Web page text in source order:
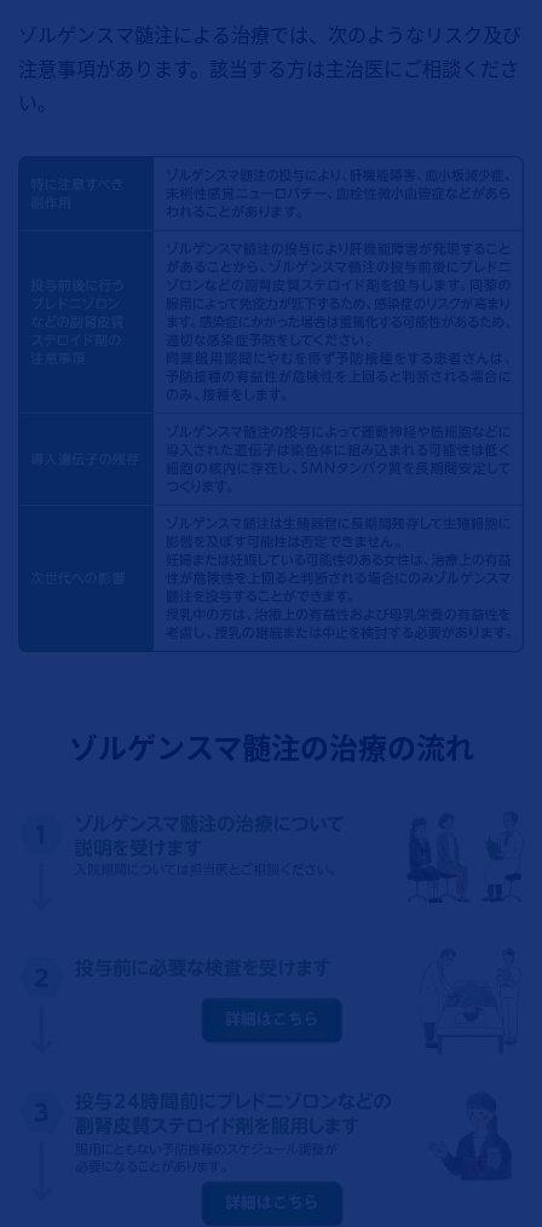
ゾルゲンスマ髄注による治療では、次のようなリスク及び
注意事項があります。該当する方は主治医にご相談くださ
い。
ゾルゲンスマ髄注の治療の流れ